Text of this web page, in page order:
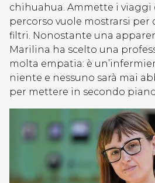
chihuahua. Ammette i viaggi
percorso vuole mostrarsi per
filtri. Nonostante una
Marilina ha scelto una
molta empatia: è
niente e nessuno sarà mai
per mettere in secondo